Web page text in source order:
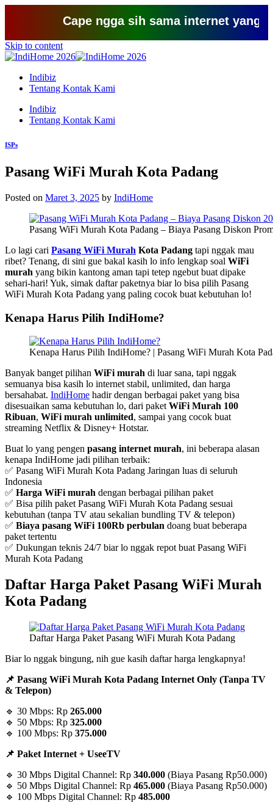
Cape ngga sih sama internet yang
Skip to content
Indibiz
Tentang Kontak Kami
Indibiz
Tentang Kontak Kami
ISPs
Pasang WiFi Murah Kota Padang
Posted on Maret 3, 2025 by IndiHome
Pasang WiFi Murah Kota Padang – Biaya Pasang Diskon
Lo lagi cari Pasang WiFi Murah Kota Padang tapi nggak mau
ribet? Tenang, di sini gue bakal kasih lo info lengkap soal WiFi
murah yang bikin kantong aman tapi tetep ngebut buat dipake
sehari-hari! Yuk, simak daftar paketnya biar lo bisa pilih Pasang
WiFi Murah Kota Padang yang paling cocok buat kebutuhan lo!
Kenapa Harus Pilih IndiHome?
Kenapa Harus Pilih IndiHome? | Pasang WiFi Murah Kota
Banyak banget pilihan WiFi murah di luar sana, tapi nggak
semuanya bisa kasih lo internet stabil, unlimited, dan harga
bersahabat. IndiHome hadir dengan berbagai paket yang bisa
disesuaikan sama kebutuhan lo, dari paket WiFi Murah 100
Ribuan, WiFi murah unlimited, sampai yang cocok buat
streaming Netflix & Disney+ Hotstar.
Buat lo yang pengen pasang internet murah, ini beberapa alasan
kenapa IndiHome jadi pilihan terbaik:
✅ Pasang WiFi Murah Kota Padang Jaringan luas di seluruh
Indonesia
✅ Harga WiFi murah dengan berbagai pilihan paket
✅ Bisa pilih paket Pasang WiFi Murah Kota Padang sesuai
kebutuhan (tanpa TV atau sekalian bundling TV & telepon)
✅ Biaya pasang WiFi 100Rb perbulan doang buat beberapa
paket tertentu
✅ Dukungan teknis 24/7 biar lo nggak repot buat Pasang WiFi
Murah Kota Padang
Daftar Harga Paket Pasang WiFi Murah
Kota Padang
Daftar Harga Paket Pasang WiFi Murah Kota Padang
Biar lo nggak bingung, nih gue kasih daftar harga lengkapnya!
📌 Pasang WiFi Murah Kota Padang Internet Only (Tanpa TV
& Telepon)
🔹 30 Mbps: Rp 265.000
🔹 50 Mbps: Rp 325.000
🔹 100 Mbps: Rp 375.000
📌 Paket Internet + UseeTV
🔹 30 Mbps Digital Channel: Rp 340.000 (Biaya Pasang Rp50.000)
🔹 50 Mbps Digital Channel: Rp 465.000 (Biaya Pasang Rp50.000)
🔹 100 Mbps Digital Channel: Rp 485.000